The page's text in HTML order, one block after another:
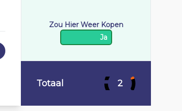
Zou Hier Weer Kopen
Ja
Totaal 2